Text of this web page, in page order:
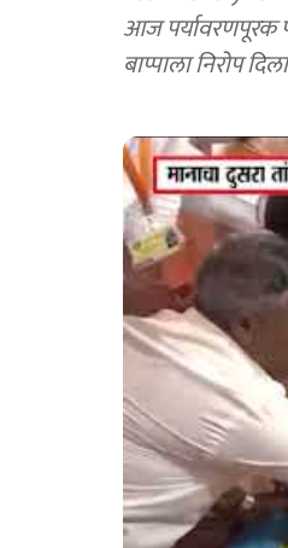
आज पर्यावरणपूरक
बाप्पाला निरोप